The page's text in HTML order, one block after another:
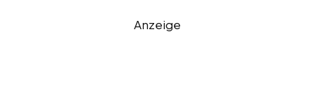
Anzeige